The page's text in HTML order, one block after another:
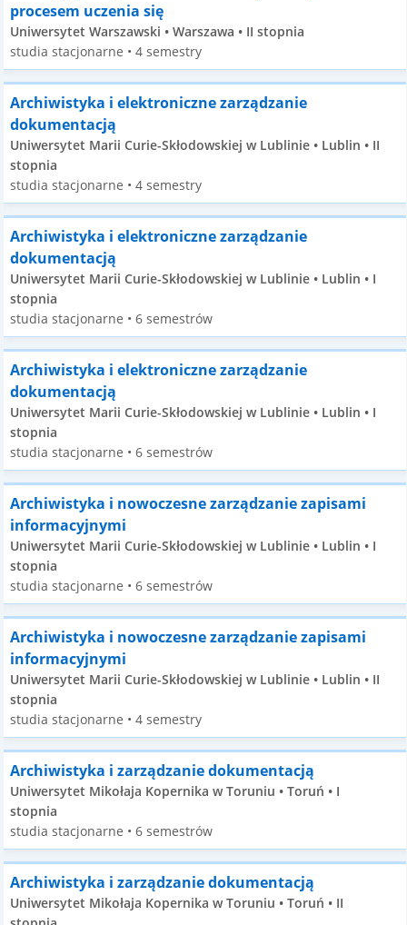
procesem uczenia się
Uniwersytet Warszawski • Warszawa • II stopnia
studia stacjonarne • 4 semestry
Archiwistyka i elektroniczne zarządzanie
dokumentacją
Uniwersytet Marii Curie-Skłodowskiej w Lublinie • Lublin • II
stopnia
studia stacjonarne • 4 semestry
Archiwistyka i elektroniczne zarządzanie
dokumentacją
Uniwersytet Marii Curie-Skłodowskiej w Lublinie • Lublin • I
stopnia
studia stacjonarne • 6 semestrów
Archiwistyka i elektroniczne zarządzanie
dokumentacją
Uniwersytet Marii Curie-Skłodowskiej w Lublinie • Lublin • I
stopnia
studia stacjonarne • 6 semestrów
Archiwistyka i nowoczesne zarządzanie zapisami
informacyjnymi
Uniwersytet Marii Curie-Skłodowskiej w Lublinie • Lublin • I
stopnia
studia stacjonarne • 6 semestrów
Archiwistyka i nowoczesne zarządzanie zapisami
informacyjnymi
Uniwersytet Marii Curie-Skłodowskiej w Lublinie • Lublin • II
stopnia
studia stacjonarne • 4 semestry
Archiwistyka i zarządzanie dokumentacją
Uniwersytet Mikołaja Kopernika w Toruniu • Toruń • I
stopnia
studia stacjonarne • 6 semestrów
Archiwistyka i zarządzanie dokumentacją
Uniwersytet Mikołaja Kopernika w Toruniu • Toruń • II